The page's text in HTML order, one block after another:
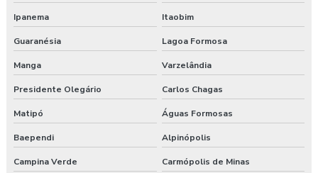
Ipanema Itaobim
Guaranésia Lagoa Formosa
Manga Varzelândia
Presidente Olegário Carlos Chagas
Matipó Águas Formosas
Baependi Alpinópolis
Campina Verde Carmópolis de Minas